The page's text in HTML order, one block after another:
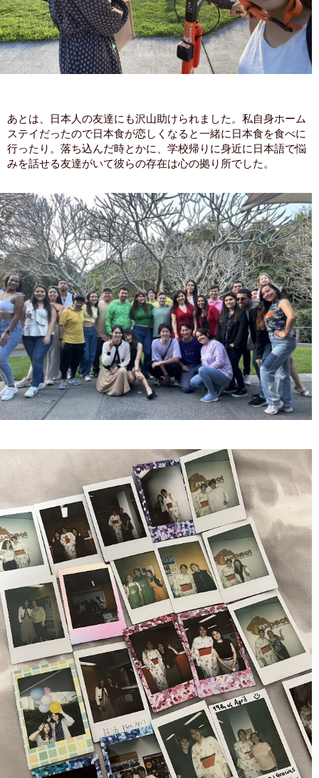
あとは、日本人の友達にも沢山助けられました。私自身ホーム
ステイだったので日本食が恋しくなると一緒に日本食を食べに
行ったり。落ち込んだ時とかに、学校帰りに身近に日本語で悩
みを話せる友達がいて彼らの存在は心の拠り所でした。